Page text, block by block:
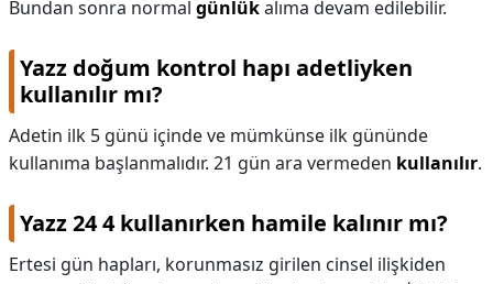
Bundan sonra normal günlükalıma devam edilebilir.
Yazz doğum kontrol hapı adetliyken
kullanılır mı?
Adetin ilk 5 günü içinde ve mümkünse ilk gününde
kullanıma başlanmalıdır. 21 gün ara vermeden kullanılır.
Yazz 24 4 kullanırken hamile kalınır mı?
Ertesi gün hapları, korunmasız girilen cinsel ilişkiden